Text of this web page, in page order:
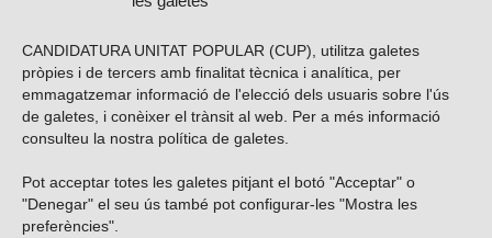
CANDIDATURA UNITAT POPULAR (CUP), utilitza galetes
pròpies i de tercers amb finalitat tècnica i analítica, per
emmagatzemar informació de l'elecció dels usuaris sobre l'ús
de galetes, i conèixer el trànsit al web. Per a més informació
consulteu la nostra política de galetes
Pot acceptar totes les galetes pitjant el botó "Acceptar" o
"Denegar" el seu ús també pot configurar-les "Mostra les
preferències".
Vols subscriure’t al nostre butlletí?